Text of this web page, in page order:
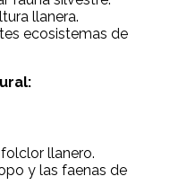
llanera.
ecosistemas de
llanero.
y las faenas de